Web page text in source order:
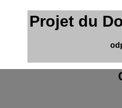
Projet du